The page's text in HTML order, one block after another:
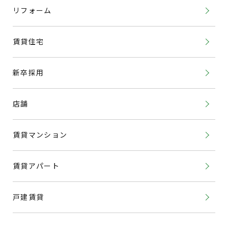
リフォーム
賃貸住宅
新卒採用
店舗
賃貸マンション
賃貸アパート
戸建賃貸